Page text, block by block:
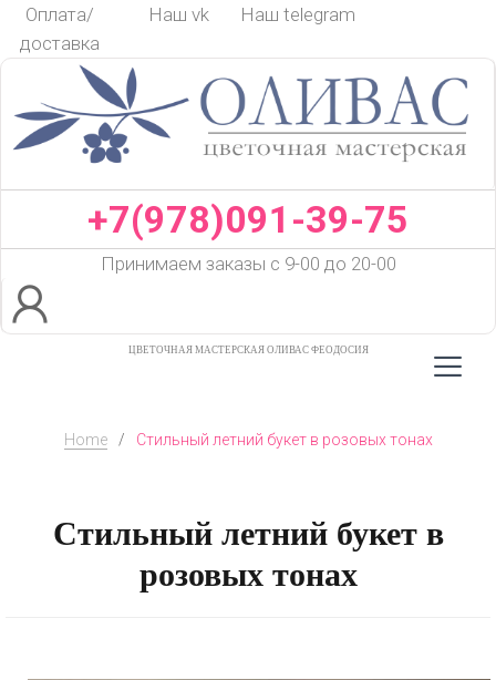
Skip
content
Оплата/
доставка
Наш vk Наш telegram
+7(978)091-39-75
Принимаем заказы с 9-00 до 20-00
ЦВЕТОЧНАЯ МАСТЕРСКАЯ ОЛИВАС ФЕОДОСИЯ
Home / Стильный летний букет в розовых тонах
Стильный летний букет в
розовых тонах